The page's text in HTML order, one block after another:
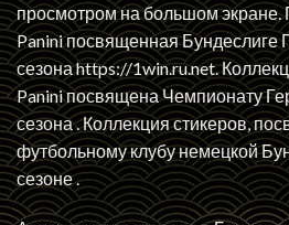
просмотром на большом экране.
Panini посвященная Бундеслиге
сезонаhttps://1win.ru.net.
Panini посвящена Чемпионату
сезона . Коллекция стикеров,
футбольному клубу немецкой
сезоне .